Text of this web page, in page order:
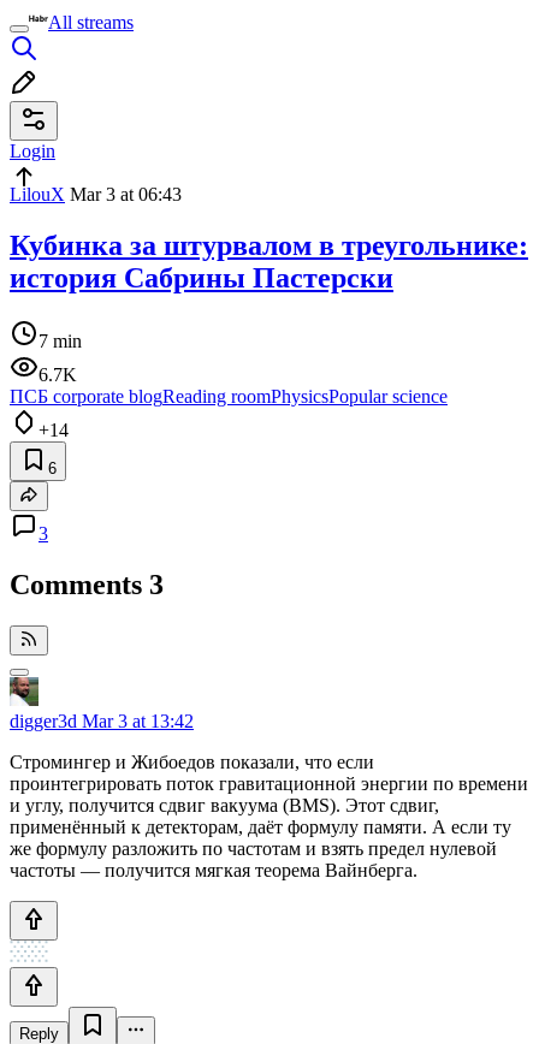
All streams
Login
LilouX Mar 3 at 06:43
Кубинка за штурвалом в треугольнике:
история Сабрины Пастерски
7 min
6.7K
ПСБ corporate blogReading roomPhysicsPopular science
+14
6
3
Comments 3
digger3d Mar 3 at 13:42
Стромингер и Жибоедов показали, что если
проинтегрировать поток гравитационной энергии по времени
и углу, получится сдвиг вакуума (BMS). Этот сдвиг,
применённый к детекторам, даёт формулу памяти. А если ту
же формулу разложить по частотам и взять предел нулевой
частоты — получится мягкая теорема Вайнберга.
Reply